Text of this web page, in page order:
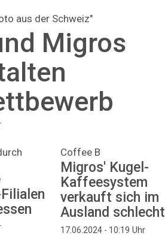
aus der Schweiz"
Migros
Coffee B
Migros' Kugel-
Kaffeesystem
verkauft sich im
Ausland schlecht
17.06.2024 - 10:19 Uhr